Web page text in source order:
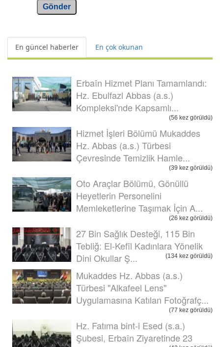
Gönder
En güncel haberler En çok okunan
Erbaîn Hizmet Planı Tamamlandı:
Hz. Ebulfazl Abbas (a.s.)
Kompleksi'nde Kapsamlı...
(56 kez görüldü)
Hizmet İşleri Bölümü Mukaddes
Hz. Abbas (a.s.) Türbesi
Çevresinde Temizlik Hamle...
(39 kez görüldü)
Oto Araçlar Bölümü, Gönüllü
Heyetlerin Personelini
Memleketlerine Taşımak İçin A...
(26 kez görüldü)
27 Bin Sağlık Desteği, 115 Bin
Tebliğ: El-Kefîl Kadınlara Yönelik
Dini Okullar Ş...
(134 kez görüldü)
Mukaddes Hz. Abbas (a.s.)
Türbesi "Alkafeel Lens"
Uygulamasına Katılan Fotoğrafç...
(77 kez görüldü)
Hz. Fatıma bint-i Esed (s.a.)
Şubesi, Erbaîn Ziyaretinde 23